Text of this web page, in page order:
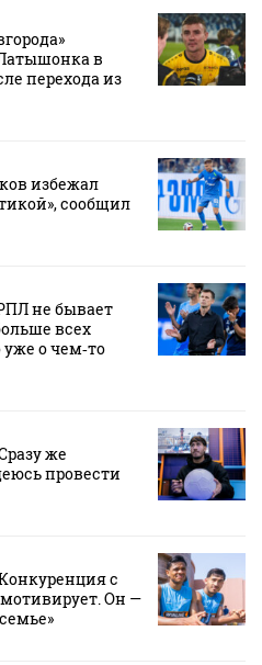
в
перехода из
избежал
сообщил
не бывает
всех
о чем‑то
же
провести
с
Он —